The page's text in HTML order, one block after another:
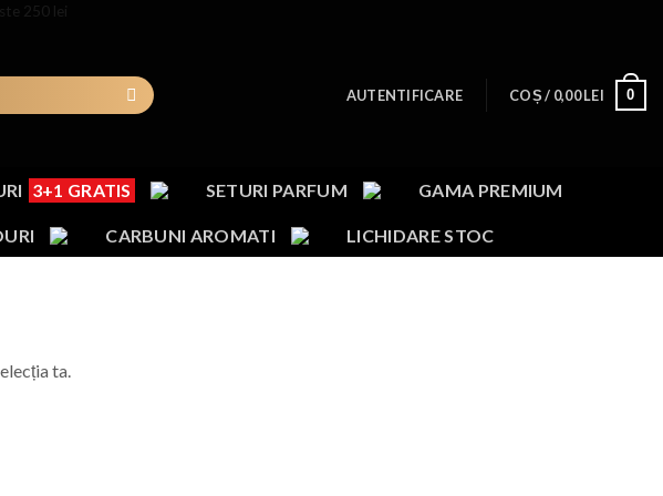
AUTENTIFICARE COȘ / 0,00LEI 0
3+1 GRATIS SETURI PARFUM GAMA PREMIUM
CARBUNI AROMATI LICHIDARE STOC
ta.